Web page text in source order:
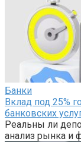
Банки
Вклад под 25%
банковских
Реальны ли
анализ рынка и